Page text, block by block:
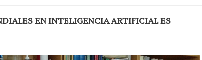
EN INTELIGENCIA ARTIFICIAL ES